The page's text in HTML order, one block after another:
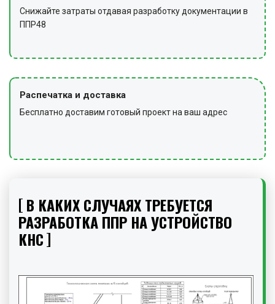
Снижайте затраты отдавая разработку документации в
ППР48
Распечатка и доставка
Бесплатно доставим готовый проект на ваш адрес
В КАКИХ СЛУЧАЯХ ТРЕБУЕТСЯ
РАЗРАБОТКА ППР НА УСТРОЙСТВО
КНС